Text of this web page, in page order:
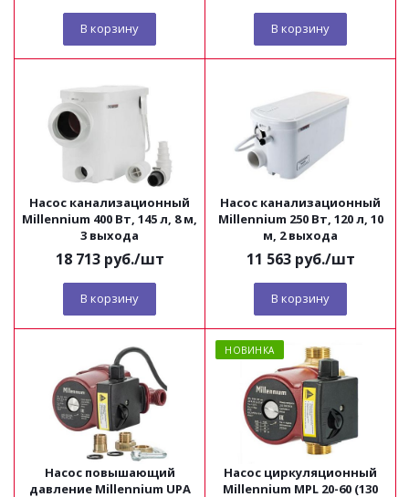
В корзину В корзину
Насос канализационный
Millennium 400 Вт, 145 л, 8 м,
3 выхода
18 713руб./шт
В корзину
Насос канализационный
Millennium 250 Вт, 120 л, 10
м, 2 выхода
11 563руб./шт
В корзину
Насос повышающий
давление Millennium UPA
НОВИНКА
Насос циркуляционный
Millennium MPL 20-60 (130